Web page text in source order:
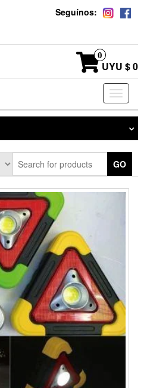
Seguínos:
0
UYU $ 0
Toggle
GO